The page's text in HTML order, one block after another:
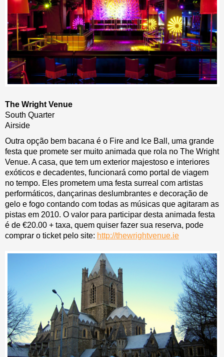
The Wright Venue
South Quarter
Airside
Outra opção bem bacana é o Fire and Ice Ball, uma grande
festa que promete ser muito animada que rola no The Wright
Venue. A casa, que tem um exterior majestoso e interiores
exóticos e decadentes, funcionará como portal de viagem
no tempo. Eles prometem uma festa surreal com artistas
performáticos, dançarinas deslumbrantes e decoração de
gelo e fogo contando com todas as músicas que agitaram as
pistas em 2010. O valor para participar desta animada festa
é de €20.00 + taxa, quem quiser fazer sua reserva, pode
comprar o ticket pelo site: http://thewrightvenue.ie